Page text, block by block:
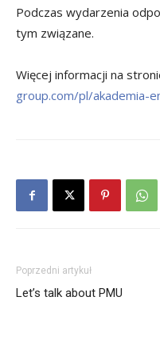
Podczas wydarzenia
tym związane.
Więcej informacji na
group.com/pl/akademia-
Poprzedni artykuł
Let’s talk about PMU